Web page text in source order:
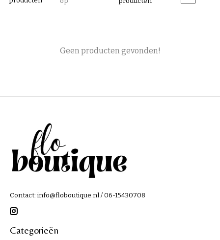
Geen producten gevonden!
Contact: info@floboutique.nl/ 06-15430708
Categorieën